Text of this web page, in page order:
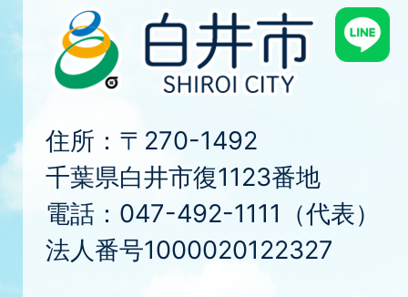
住所：〒270-1492
千葉県白井市復1123番地
電話：047-492-1111（代表）
法人番号1000020122327